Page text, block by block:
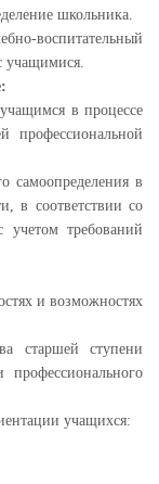
школьника.
воспитательный
учащимися.
в процессе
профессиональной
самоопределения в
в соответствии со
требований
и возможностях
старшей ступени
учащихся: